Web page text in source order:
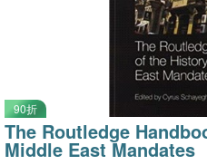
90折
The Routledge
Middle East Mandates